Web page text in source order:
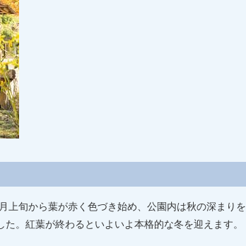
旬から葉が赤く色づき始め、公園内は秋の深まりを
。紅葉が終わるといよいよ本格的な冬を迎えます。